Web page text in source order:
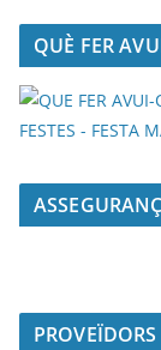
QUÈ FER
PROVEÏDORS